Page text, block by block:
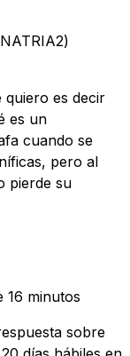
quiero es decir
es un
cuando se
pero al
pierde su
16 minutos
sobre